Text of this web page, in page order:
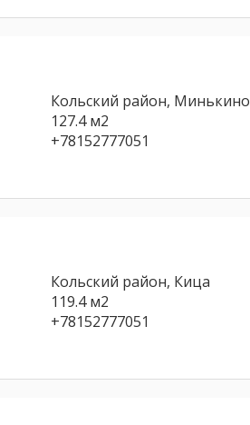
Кольский район, Минькино
127.4 м2
+78152777051
Кольский район, Кица
119.4 м2
+78152777051